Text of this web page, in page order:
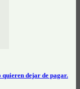
dejar de pagar.